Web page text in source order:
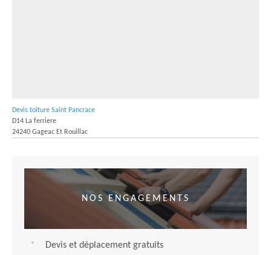
Devis toiture Saint Pancrace
D14 La ferriere
24240 Gageac Et Rouillac
NOS ENGAGEMENTS
Devis et déplacement gratuits